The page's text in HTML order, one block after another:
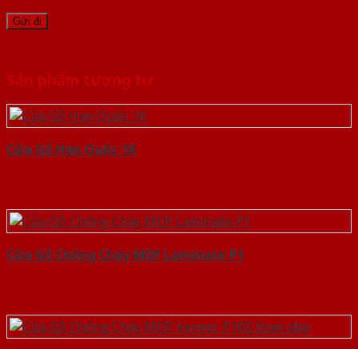
Sản phẩm tương tự
Cửa Gỗ Hàn Quốc 1K
Cửa Gỗ Chống Cháy MDF Laminate P1